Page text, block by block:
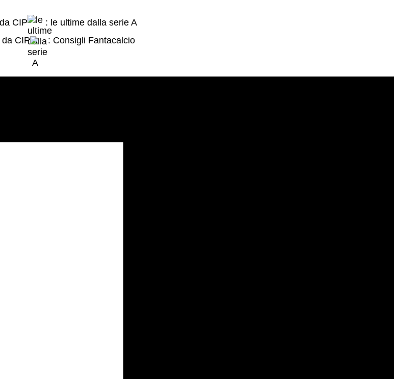
CIP
: le ultime dalla serie A
da CIP
: Consigli Fantacalcio